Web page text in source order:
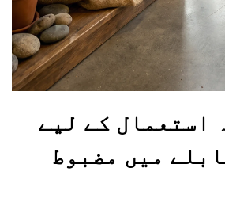
استعمال کے لیے
میں مضبوط